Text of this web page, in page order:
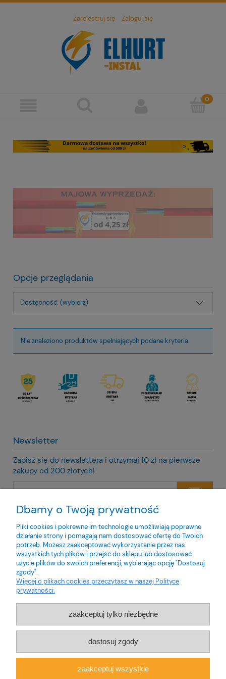
Zarejestruj się Zaloguj się
Opcje przeglądania
Dostępność: (wybierz)
Nie znaleziono produktów spełniających podane kryteria.
Newsletter
Zapisz się do newslettera i otrzymaj 10 zł na pierwsze
zakupy od 200 złotych!
Twoje dane będą przetwarzane zgodnie z nasząpolityką
prywatności
Pomoc
Moje konto
Dbamy o Twoją prywatność
Pliki cookies i pokrewne im technologie umożliwiają poprawne
działanie strony i pomagają nam dostosować ofertę do Twoich
potrzeb. Możesz zaakceptować wykorzystanie przez nas
wszystkich tych plików i przejść do sklepu lub dostosować
użycie plików do swoich preferencji, wybierając opcję "Dostosuj
zgody".
Więcej o plikach cookies przeczytasz w naszej Polityce
prywatności.
zaakceptuj tylko niezbędne
dostosuj zgody
zaakceptuj wszystkie